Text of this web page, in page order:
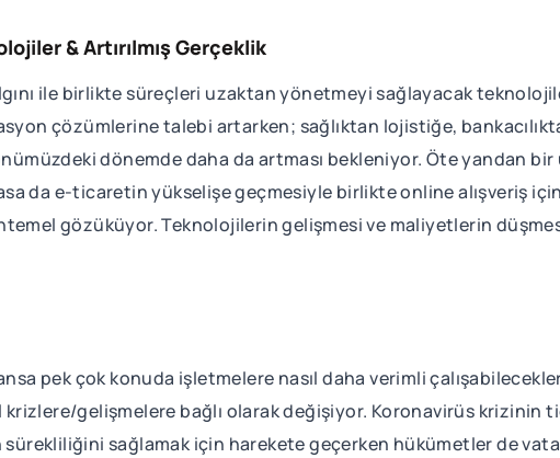
& Artırılmış Gerçeklik
ile birlikte süreçleri uzaktan yönetmeyi sağlayacak
çözümlerine talebi artarken; sağlıktan lojistiğe,
dönemde daha da artması bekleniyor. Öte yandan
da e-ticaretin yükselişe geçmesiyle birlikte online alışveriş için
gözüküyor. Teknolojilerin gelişmesi ve maliyetlerin
pek çok konuda işletmelere nasıl daha verimli
gelişmelere bağlı olarak değişiyor. Koronavirüs krizinin
sürekliliğini sağlamak için harekete geçerken hükümetler de